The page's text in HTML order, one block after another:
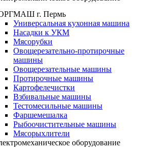
г. Пермь
Универсальная кухонная машина
Насадки к УКМ
Мясорубки
Овощерезательно-протирочные
машины
Овощерезательные машины
Протирочные машины
Картофелечистки
Взбивальные машины
Тестомесильные машины
Фаршемешалка
Рыбоочистительные машины
Мясорыхлители
оборудование